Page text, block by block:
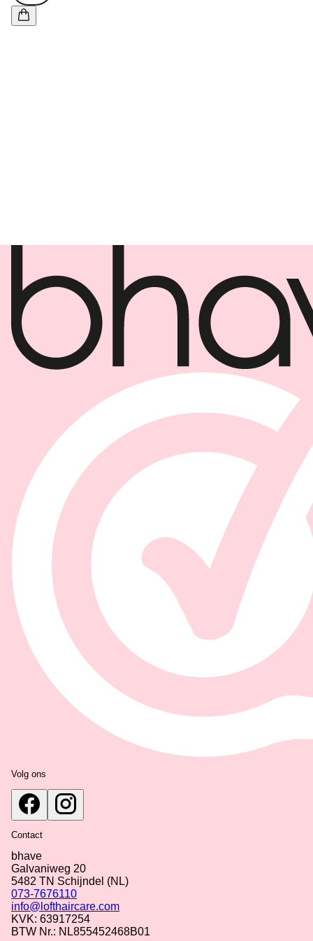
Volg ons
Contact
bhave
Galvaniweg 20
5482 TN Schijndel (NL)
073-7676110
info@lofthaircare.com
KVK: 63917254
BTW Nr.: NL855452468B01